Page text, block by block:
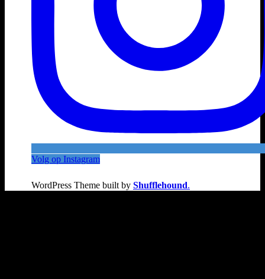
Volg op Instagram
WordPress Theme built by Shufflehound.